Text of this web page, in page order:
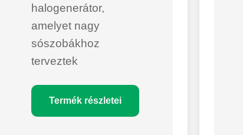
halogenerátor,
amelyet nagy
sószobákhoz
terveztek
Termék részletei